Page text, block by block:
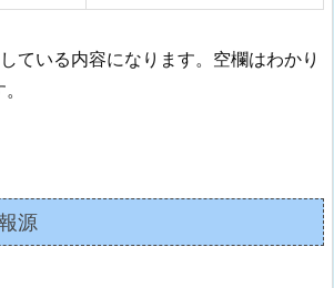
ている内容になります。空欄はわかり
源